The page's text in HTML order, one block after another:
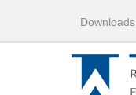
Downloads